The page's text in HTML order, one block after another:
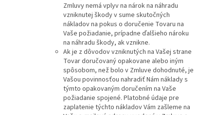
Zmluvy nemá vplyv na nárok na náhradu
vzniknutej škody v sume skutočných
nákladov na pokus o doručenie Tovaru na
Vaše požiadanie, prípadne ďalšieho nároku
na náhradu škody, ak vznikne.
Ak je z dôvodov vzniknutých na Vašej strane
Tovar doručovaný opakovane alebo iným
spôsobom, než bolo v Zmluve dohodnuté, je
Vašou povinnosťou nahradiť Nám náklady s
týmto opakovaným doručením na Vaše
požiadanie spojené. Platobné údaje pre
zaplatenie týchto nákladov Vám zašleme na